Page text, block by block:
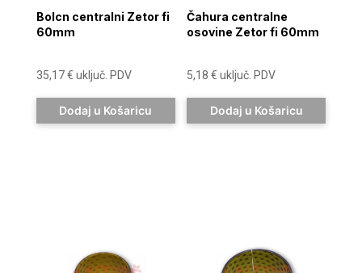
Bolcn centralni Zetor fi
60mm
35,17€ uključ. PDV
Dodaj u Košaricu
Čahura centralne
osovine Zetor fi 60mm
5,18€ uključ. PDV
Dodaj u Košaricu